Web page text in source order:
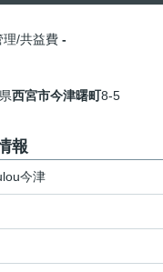
/共益費 -
西宮市今津曙町8-5
報
今津